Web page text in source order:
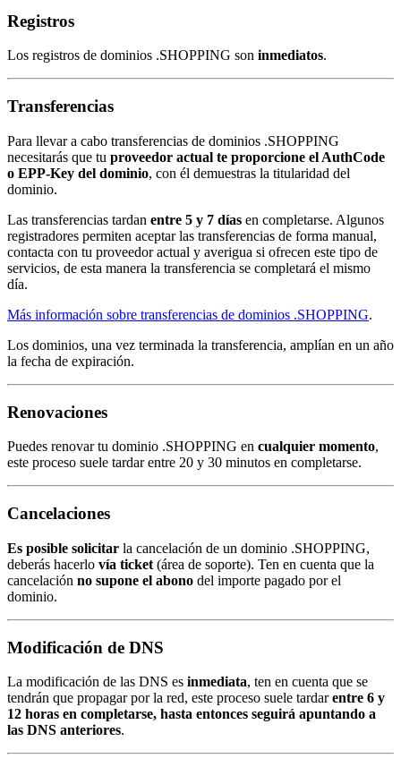
Registros
Los registros de dominios .SHOPPING son inmediatos.
Transferencias
Para llevar a cabo transferencias de dominios .SHOPPING
necesitarás que tu proveedor actual te proporcione el AuthCode
o EPP-Key del dominio, con él demuestras la titularidad del
dominio.
Las transferencias tardan entre 5 y 7 días en completarse. Algunos
registradores permiten aceptar las transferencias de forma manual,
contacta con tu proveedor actual y averigua si ofrecen este tipo de
servicios, de esta manera la transferencia se completará el mismo
día.
Más información sobre transferencias de dominios .SHOPPING.
Los dominios, una vez terminada la transferencia, amplían en un año
la fecha de expiración.
Renovaciones
Puedes renovar tu dominio .SHOPPING en cualquier momento,
este proceso suele tardar entre 20 y 30 minutos en completarse.
Cancelaciones
Es posible solicitar la cancelación de un dominio .SHOPPING,
deberás hacerlo vía ticket (área de soporte). Ten en cuenta que la
cancelación no supone el abono del importe pagado por el
dominio.
Modificación de DNS
La modificación de las DNS es inmediata, ten en cuenta que se
tendrán que propagar por la red, este proceso suele tardarentre 6 y
12 horas en completarse, hasta entonces seguirá apuntando a
las DNS anteriores.